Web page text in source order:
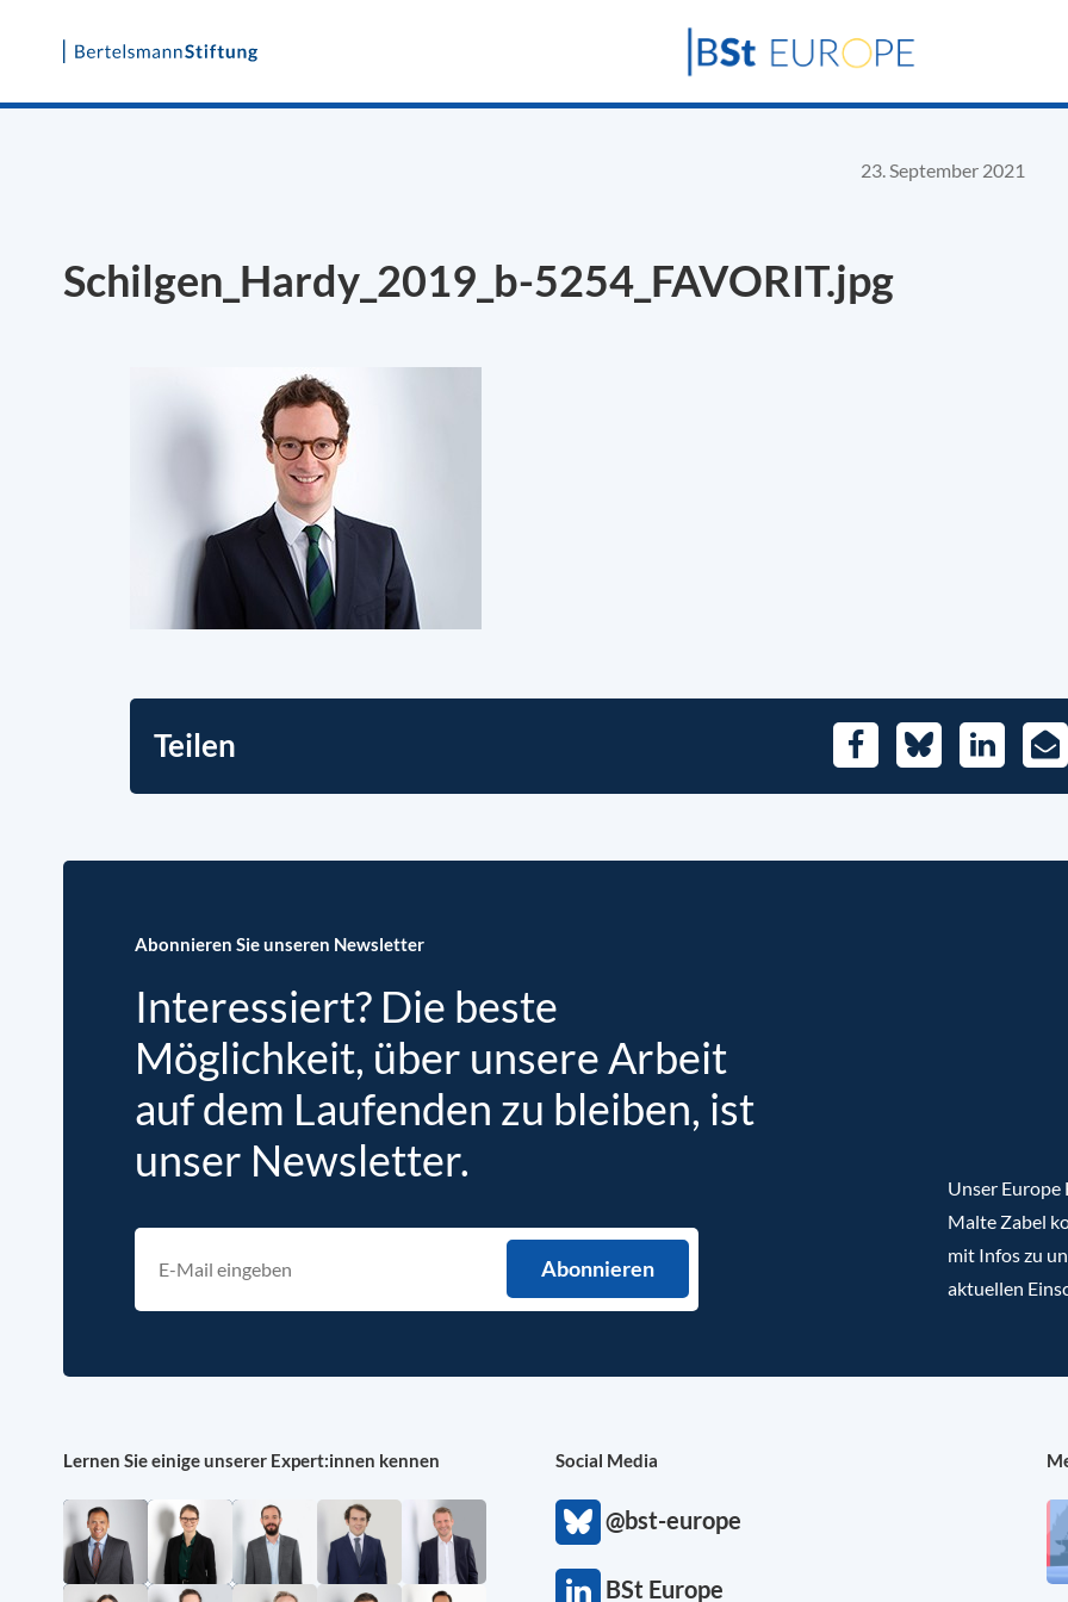
Skip
23. September 2021
Schilgen_Hardy_2019_b-5254_FAVORIT.jpg
Teilen FacebookBlueskyLinkedIn
E-
Abonnieren Sie unseren Newsletter
Interessiert? Die beste
Möglichkeit, über unsere Arbeit
auf dem Laufenden zu bleiben, ist
unser Newsletter.
Unser
Malte Zabel
mit Infos zu
aktuellen
Lernen Sie einige unserer Expert:innen kennen Social Media
@bst-europe
BSt Europe